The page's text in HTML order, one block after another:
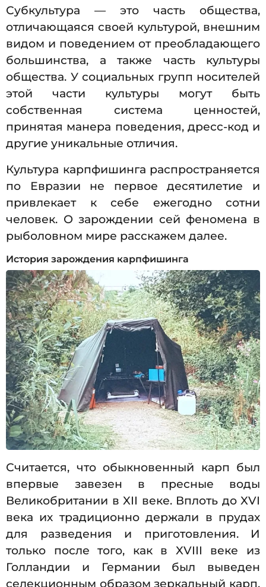
Субкультура — это часть общества,
отличающаяся своей культурой, внешним
видом и поведением от преобладающего
большинства, а также часть культуры
общества. У социальных групп носителей
этой части культуры могут быть
собственная система ценностей,
принятая манера поведения, дресс-код и
другие уникальные отличия.
Культура карпфишинга распространяется
по Евразии не первое десятилетие и
привлекает к себе ежегодно сотни
человек. О зарождении сей феномена в
рыболовном мире расскажем далее.
История зарождения карпфишинга
Считается, что обыкновенный карп был
впервые завезен в пресные воды
Великобритании в XII веке. Вплоть до XVI
века их традиционно держали в прудах
для разведения и приготовления. И
только после того, как в XVIII веке из
Голландии и Германии был выведен
селекционным образом зеркальный карп,